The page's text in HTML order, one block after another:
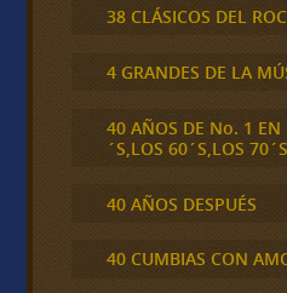
38 CLÁSICOS DEL
4 GRANDES DE LA
40 AÑOS DE No. 1 EN
´S,LOS 60´S,LOS
40 AÑOS DESPUÉS
40 CUMBIAS CON